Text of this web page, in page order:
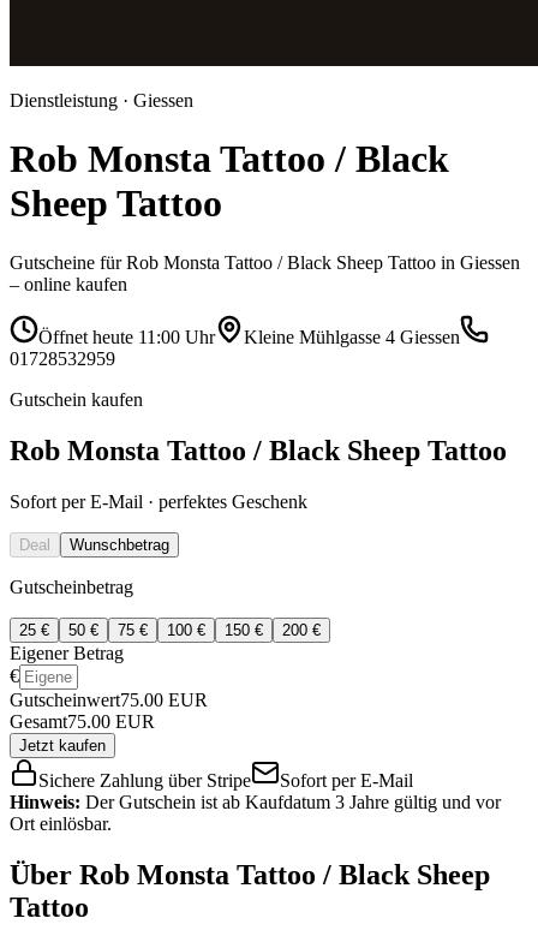
Dienstleistung · Giessen
Rob Monsta Tattoo / Black
Sheep Tattoo
Gutscheine für Rob Monsta Tattoo / Black Sheep Tattoo in Giessen
– online kaufen
Öffnet heute 11:00 Uhr
Kleine Mühlgasse 4 Giessen
01728532959
Gutschein kaufen
Rob Monsta Tattoo / Black Sheep Tattoo
Sofort per E-Mail · perfektes Geschenk
Deal Wunschbetrag
Gutscheinbetrag
25 € 50 € 75 € 100 € 150 € 200 €
Eigener Betrag
€
Gutscheinwert75.00 EUR
Gesamt75.00 EUR
Jetzt kaufen
Sichere Zahlung über Stripe
Sofort per E-Mail
Hinweis: Der Gutschein ist ab Kaufdatum 3 Jahre gültig und vor
Ort einlösbar.
Über Rob Monsta Tattoo / Black Sheep
Tattoo